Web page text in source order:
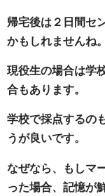
帰宅後は２日間セ
かもしれませんね。
現役生の場合は学
合もあります。
学校で採点するの
うが良いです。
なぜなら、もしマ
った場合、記憶が